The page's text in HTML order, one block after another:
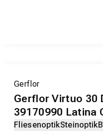
Gerflor
Gerflor Virtuo 30
39170990 Latina
FliesenoptikSteinoptik